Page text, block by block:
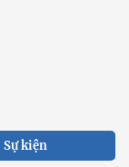
Sự kiện